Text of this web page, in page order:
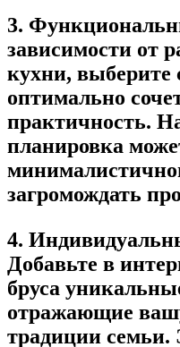
3.
зависимости от
кухни, выберите
оптимально
практичность.
планировка
загромождать
4.
Добавьте в
бруса
отражающие
традиции семьи.